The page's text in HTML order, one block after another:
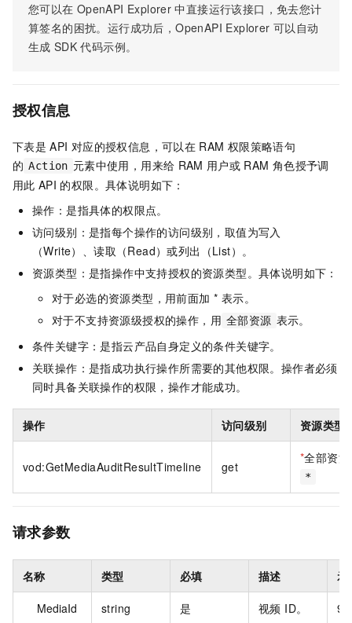
您可以在 OpenAPI Explorer 中直接运行该接口，免去您计
算签名的困扰。运行成功后，OpenAPI Explorer 可以自动
生成 SDK 代码示例。
授权信息
下表是 API 对应的授权信息，可以在 RAM 权限策略语句
的 Action 元素中使用，用来给 RAM 用户或 RAM 角色授予调
用此 API 的权限。具体说明如下：
操作：是指具体的权限点。
访问级别：是指每个操作的访问级别，取值为写入
（Write）、读取（Read）或列出（List）。
资源类型：是指操作中支持授权的资源类型。具体说明如下：
对于必选的资源类型，用前面加 * 表示。
对于不支持资源级授权的操作，用 全部资源 表示。
条件关键字：是指云产品自身定义的条件关键字。
关联操作：是指成功执行操作所需要的其他权限。操作者必须
同时具备关联操作的权限，操作才能成功。
操作 访问级别 资源类型
vod:GetMediaAuditResultTimeline get
*全部资源
*
请求参数
名称 类型 必填 描述 示
MediaId string 是 视频 ID。